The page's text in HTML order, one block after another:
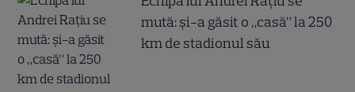
mută: și-a găsit o „casă” la 250
km de stadionul său